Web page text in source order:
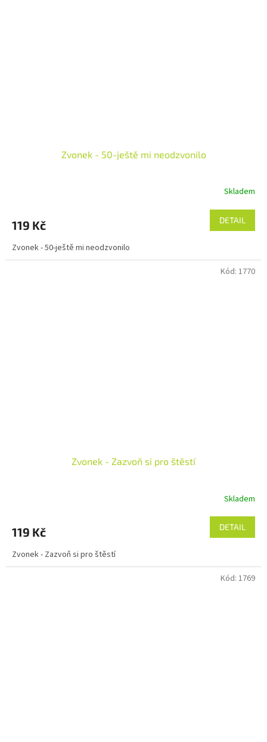
Zvonek - 50-ještě mi neodzvonilo
Skladem
119 Kč DETAIL
Zvonek - 50-ještě mi neodzvonilo
Zvonek - Zazvoň si pro štěstí
Skladem
119 Kč DETAIL
Zvonek - Zazvoň si pro štěstí
Kód: 1770
Kód: 1769